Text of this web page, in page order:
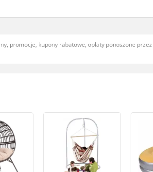
promocje, kupony rabatowe, opłaty ponoszone